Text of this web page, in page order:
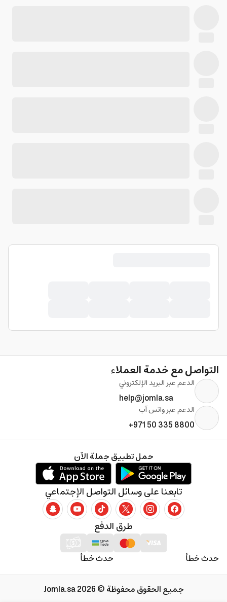
التواصل مع خدمة العملاء
الدعم عبر البريد الإلكتروني
help@jomla.sa
الدعم عبر واتس آب
+971 50 335 8800
حدث خطأ حدث خطأ
طرق الدفع
تابعنا على وسائل التواصل الإجتماعي
حمل تطبيق جملة الآن
جميع الحقوق محفوظة © 2026 Jomla.sa